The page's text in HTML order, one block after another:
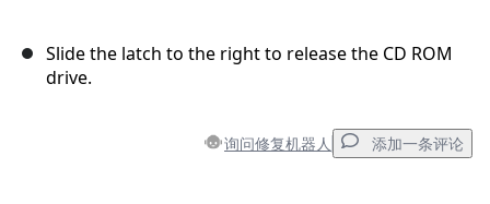
Slide the latch to the right to release the CD ROM
drive.
询问修复机器人 添加一条评论